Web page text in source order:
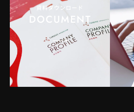
資料ダウンロード
DOCUMENT